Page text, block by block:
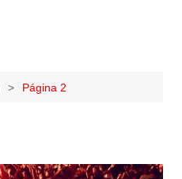
Página 2